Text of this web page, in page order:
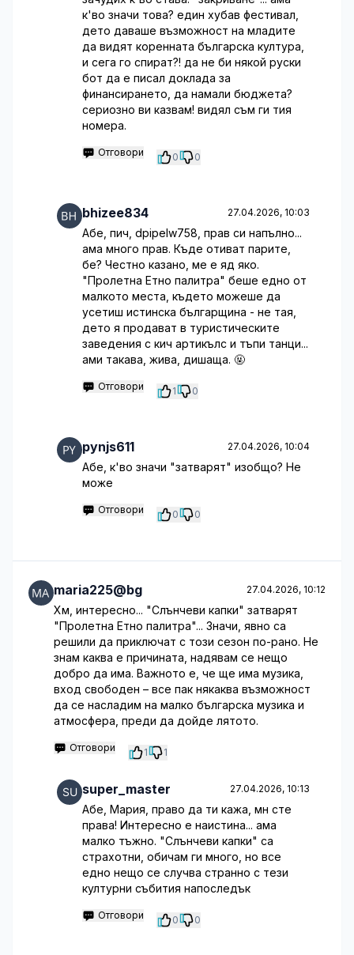
к'во значи това? един хубав фестивал,
дето даваше възможност на младите
да видят коренната българска култура,
и сега го спират?! да не би някой руски
бот да е писал доклада за
финансирането, да намали бюджета?
сериозно ви казвам! видял съм ги тия
номера.
Отговори 0 0
bhizee834 27.04.2026, 10:03
Абе, пич, dpipelw758, прав си напълно...
ама много прав. Къде отиват парите,
бе? Честно казано, ме е яд яко.
"Пролетна Етно палитра" беше едно от
малкото места, където можеше да
усетиш истинска българщина - не тая,
дето я продават в туристическите
заведения с кич артикълс и тъпи танци...
ами такава, жива, дишаща. 🤬
Отговори 1 0
pynjs611 27.04.2026, 10:04
Абе, к'во значи "затварят" изобщо? Не
може
Отговори 0 0
maria225@bg 27.04.2026, 10:12
Хм, интересно... "Слънчеви капки" затварят
"Пролетна Етно палитра"... Значи, явно са
решили да приключат с този сезон по-рано. Не
знам каква е причината, надявам се нещо
добро да има. Важното е, че ще има музика,
вход свободен – все пак някаква възможност
да се насладим на малко българска музика и
атмосфера, преди да дойде лятото.
Отговори 1 1
super_master 27.04.2026, 10:13
Абе, Мария, право да ти кажа, мн сте
права! Интересно е наистина... ама
малко тъжно. "Слънчеви капки" са
страхотни, обичам ги много, но все
едно нещо се случва странно с тези
културни събития напоследък
Отговори 0 0